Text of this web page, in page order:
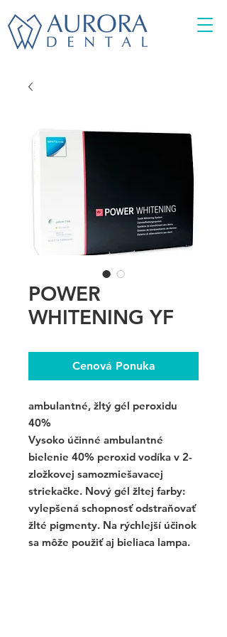
POWER
WHITENING YF
Cenová Ponuka
ambulantné, žltý gél peroxidu
40%
Vysoko účinné ambulantné
bielenie 40% peroxid vodíka v 2-
zložkovej samozmiešavacej
striekačke. Nový gél žltej farby:
vylepšená schopnosť odstraňovať
žlté pigmenty. Na rýchlejší účinok
sa môže použiť aj bieliaca lampa.